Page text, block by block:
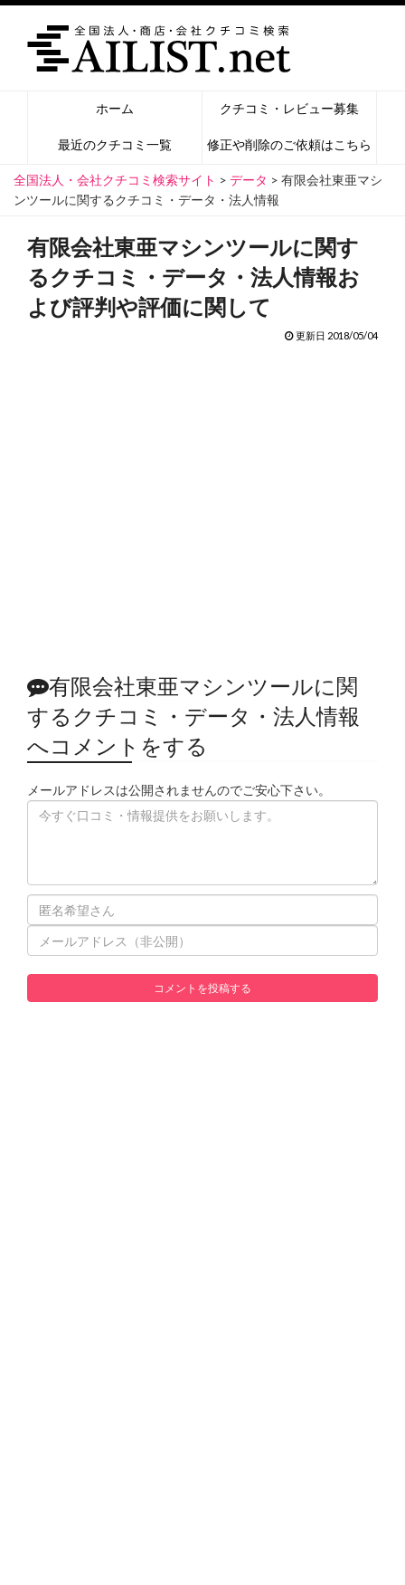
ホーム クチコミ・レビュー募集
最近のクチコミ一覧 修正や削除のご依頼はこちら
全国法人・会社クチコミ検索サイト > データ > 有限会社東亜マシ
ンツールに関するクチコミ・データ・法人情報
有限会社東亜マシンツールに関す
るクチコミ・データ・法人情報お
よび評判や評価に関して
更新日 2018/05/04
有限会社東亜マシンツールに関
するクチコミ・データ・法人情報
へコメントをする
メールアドレスは公開されませんのでご安心下さい。